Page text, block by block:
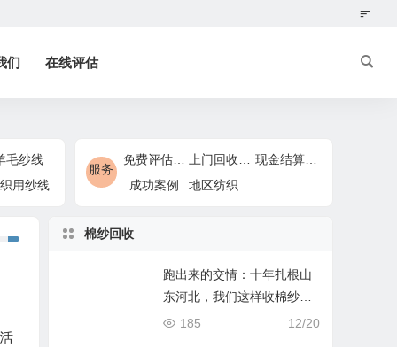
们 在线评估
毛纱线
用纱线
服务
免费评估服务
现金结算服务
成功案例
棉纱回收
跑出来的交情：十年扎根山
东河北，我们这样收棉纱、
化纤布和羊绒尾货
12/20
185